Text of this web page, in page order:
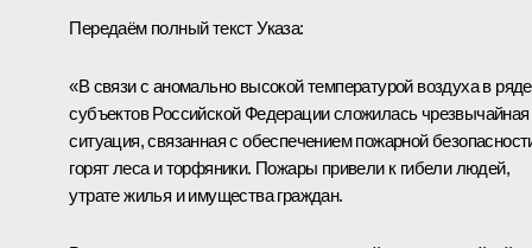
Передаём полный текст Указа:
«В связи с аномально высокой температурой воздуха в ряде
субъектов Российской Федерации сложилась чрезвычайная
ситуация, связанная с обеспечением пожарной
горят леса и торфяники. Пожары привели к гибели людей,
утрате жилья и имущества граждан.